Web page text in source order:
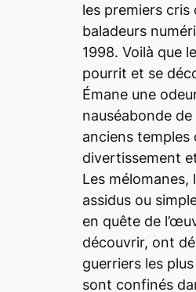
les premiers cris
baladeurs
1998. Voilà que
pourrit et se
Émane une
nauséabonde de
anciens temples
divertissement
Les mélomanes,
assidus ou
en quête de
découvrir, ont
guerriers les
sont confinés